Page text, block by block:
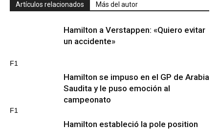
Artículos relacionados Más del autor
F1
Hamilton a Verstappen: «Quiero evitar
un accidente»
F1
Hamilton se impuso en el GP de Arabia
Saudita y le puso emoción al
campeonato
Hamilton estableció la pole position